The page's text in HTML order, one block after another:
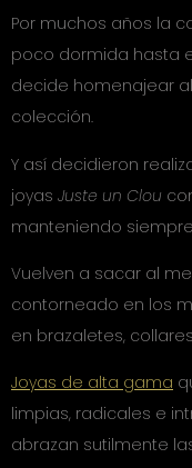
Por muchos años la
poco dormida hasta
decide homenajear
colección.
Y así decidieron
joyas Juste un Clou
manteniendo
Vuelven a sacar al
contorneado en los
en brazaletes,
Joyas de alta gama
limpias, radicales e
abrazan sutilmente